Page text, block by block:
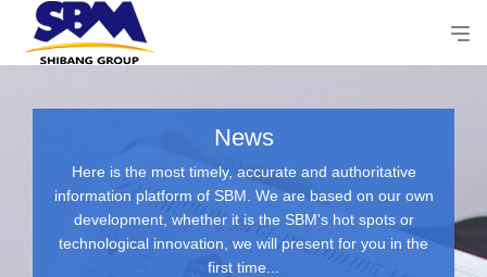
News
Here is the most timely, accurate and authoritative
information platform of SBM. We are based on our own
development, whether it is the SBM's hot spots or
technological innovation, we will present for you in the
first time...